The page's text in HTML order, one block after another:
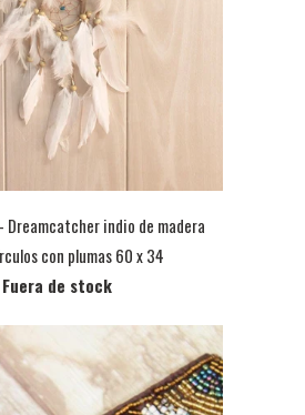
Dreamcatcher indio de madera
con plumas 60 x 34
Fuera de stock